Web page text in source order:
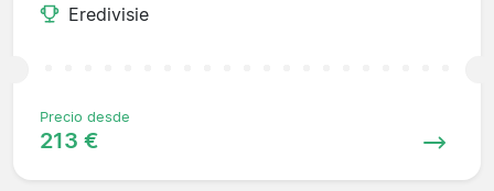
Eredivisie
Precio desde
213 €